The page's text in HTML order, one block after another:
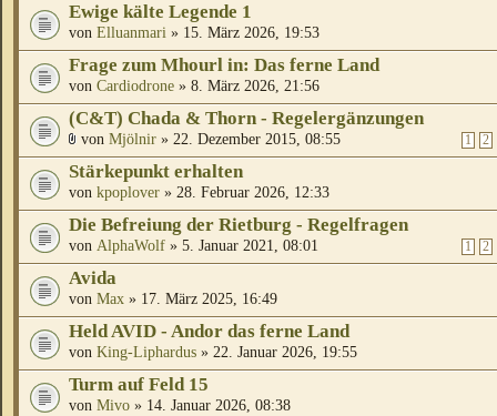
Ewige kälte Legende 1
von Elluanmari » 15. März 2026, 19:53
Frage zum Mhourl in: Das ferne Land
von Cardiodrone » 8. März 2026, 21:56
(C&T) Chada & Thorn - Regelergänzungen
1 2
von Mjölnir » 22. Dezember 2015, 08:55
Stärkepunkt erhalten
von kpoplover » 28. Februar 2026, 12:33
Die Befreiung der Rietburg - Regelfragen
1 2
von AlphaWolf » 5. Januar 2021, 08:01
Avida
von Max » 17. März 2025, 16:49
Held AVID - Andor das ferne Land
von King-Liphardus » 22. Januar 2026, 19:55
Turm auf Feld 15
von Mivo » 14. Januar 2026, 08:38